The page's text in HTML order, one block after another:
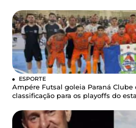
ESPORTE
Ampére Futsal goleia Paraná Clube
classificação para os playoffs do